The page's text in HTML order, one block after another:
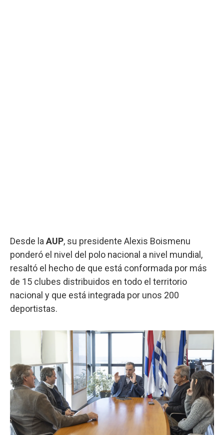
Desde laAUP, su presidente Alexis Boismenu
ponderó el nivel del polo nacional a nivel mundial,
resaltó el hecho de que está conformada por más
de 15 clubes distribuidos en todo el territorio
nacional y que está integrada por unos 200
deportistas.